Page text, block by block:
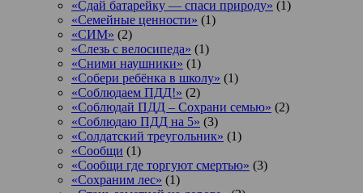
«Сдай батарейку — спаси природу» (1)
«Семейные ценности» (1)
«СИМ» (2)
«Слезь с велосипеда» (1)
«Сними наушники» (1)
«Собери ребёнка в школу» (1)
«Соблюдаем ПДД!» (2)
«Соблюдай ПДД – Сохрани семью» (2)
«Соблюдаю ПДД на 5» (3)
«Солдатский треугольник» (1)
«Сообщи (1)
«Сообщи где торгуют смертью» (3)
«Сохраним лес» (1)